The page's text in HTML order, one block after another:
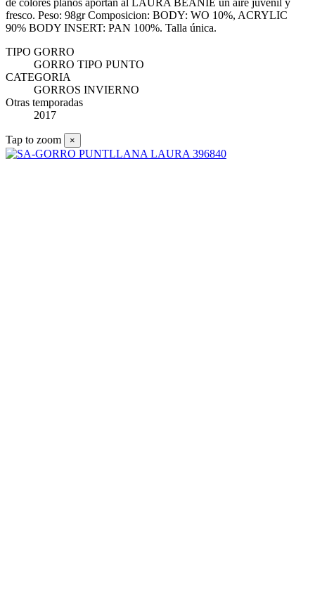
de colores planos aportan al LAURA BEANIE un aire juvenil y
fresco. Peso: 98gr Composicion: BODY: WO 10%, ACRYLIC
90% BODY INSERT: PAN 100%. Talla única.
TIPO GORRO
GORRO TIPO PUNTO
CATEGORIA
GORROS INVIERNO
Otras temporadas
2017
Tap to zoom ×